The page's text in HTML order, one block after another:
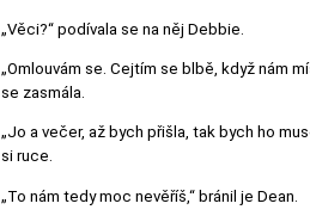
„Věci?“ podívala se na něj Debbie.
„Omlouvám se. Cejtím se blbě, když nám
se zasmála.
„Jo a večer, až bych přišla, tak bych ho
si ruce.
„To nám tedy moc nevěříš,“ bránil je Dean.